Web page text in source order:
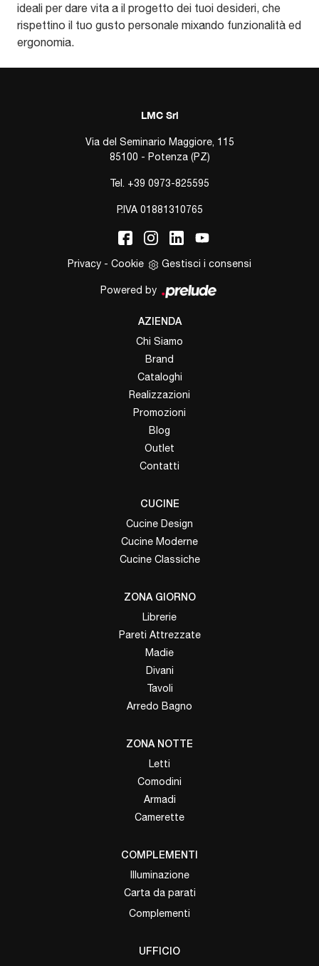
ideali per dare vita a il progetto dei tuoi desideri, che
rispettino il tuo gusto personale mixando funzionalità ed
ergonomia.
LMC Srl
Via del Seminario Maggiore, 115
85100 - Potenza (PZ)
Tel. +39 0973-825595
P.IVA 01881310765
Privacy - Cookie Gestisci i consensi
Powered by
AZIENDA
Chi Siamo
Brand
Cataloghi
Realizzazioni
Promozioni
Blog
Outlet
Contatti
CUCINE
Cucine Design
Cucine Moderne
Cucine Classiche
ZONA GIORNO
Librerie
Pareti Attrezzate
Madie
Divani
Tavoli
Arredo Bagno
ZONA NOTTE
Letti
Comodini
Armadi
Camerette
COMPLEMENTI
Illuminazione
Carta da parati
Complementi
UFFICIO